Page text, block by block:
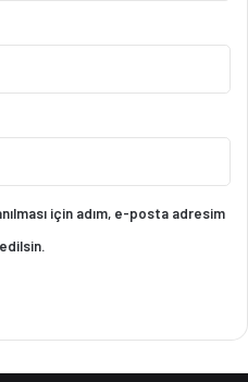
için adım, e-posta adresim